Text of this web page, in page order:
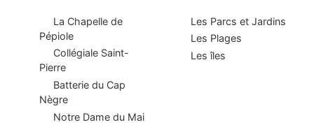
La Chapelle de
Pépiole
Collégiale Saint-
Pierre
Batterie du Cap
Nègre
Notre Dame du Mai
Les Parcs et Jardins
Les Plages
Les îles